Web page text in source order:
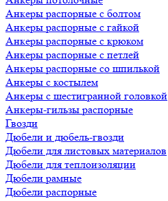
Анкеры распорные с болтом
Анкеры распорные с гайкой
Анкеры распорные с крюком
Анкеры распорные с петлей
Анкеры распорные со шпилькой
Анкеры с костылем
Анкеры с шестигранной головкой
Анкеры-гильзы распорные
Гвозди
Дюбели и дюбель-гвозди
Дюбели для листовых материалов
Дюбели для теплоизоляции
Дюбели рамные
Дюбели распорные